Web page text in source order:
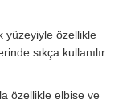
yüzeyiyle özellikle
sıkça kullanılır.
özellikle elbise ve